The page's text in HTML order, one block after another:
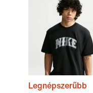
Legnépszerűbb